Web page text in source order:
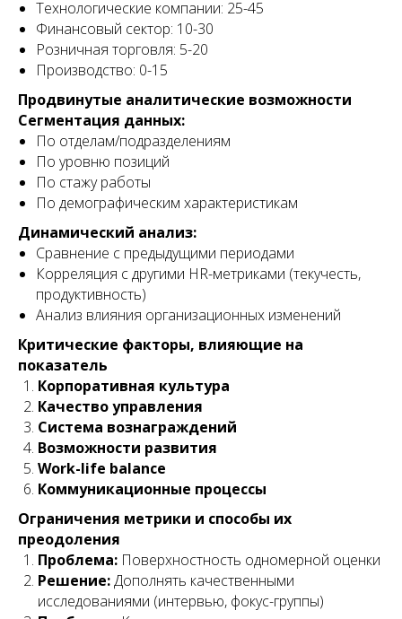
Технологические компании: 25-45
Финансовый сектор: 10-30
Розничная торговля: 5-20
Производство: 0-15
Продвинутые аналитические возможности
Сегментация данных:
По отделам/подразделениям
По уровню позиций
По стажу работы
По демографическим характеристикам
Динамический анализ:
Сравнение с предыдущими периодами
Корреляция с другими HR-метриками (текучесть,
продуктивность)
Анализ влияния организационных изменений
Критические факторы, влияющие на
показатель
Корпоративная культура
Качество управления
Система вознаграждений
Возможности развития
Work-life balance
Коммуникационные процессы
Ограничения метрики и способы их
преодоления
Проблема: Поверхностность одномерной оценки
Решение:Дополнять качественными
исследованиями (интервью, фокус-группы)